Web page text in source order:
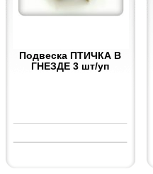
Подвеска ПТИЧКА В
ГНЕЗДЕ 3 шт/уп